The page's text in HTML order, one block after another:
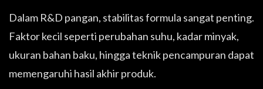
Dalam R&D pangan, stabilitas formula sangat penting.
Faktor kecil seperti perubahan suhu, kadar minyak,
ukuran bahan baku, hingga teknik pencampuran dapat
memengaruhi hasil akhir produk.